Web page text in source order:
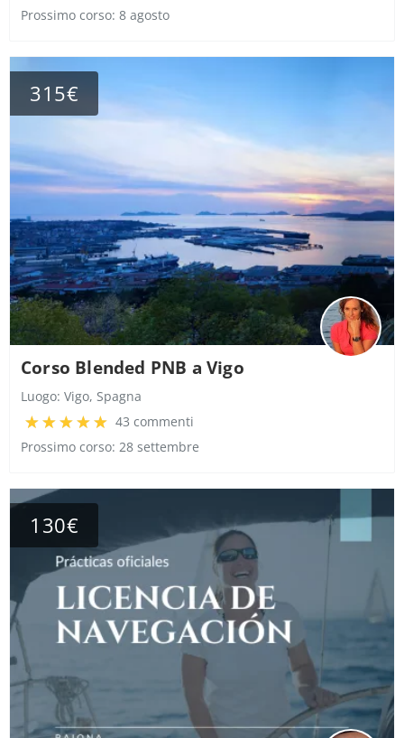
Prossimo corso: 8 agosto
315€
Corso Blended PNB a Vigo
Luogo: Vigo, Spagna
43 commenti
Prossimo corso: 28 settembre
130€